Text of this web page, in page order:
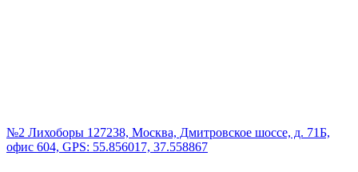
№2 Лихоборы 127238, Москва, Дмитровское шоссе, д. 71Б,
офис 604, GPS: 55.856017, 37.558867